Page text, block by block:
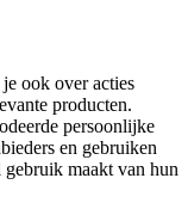
ook over acties
producten.
persoonlijke
en gebruiken
maakt van hun